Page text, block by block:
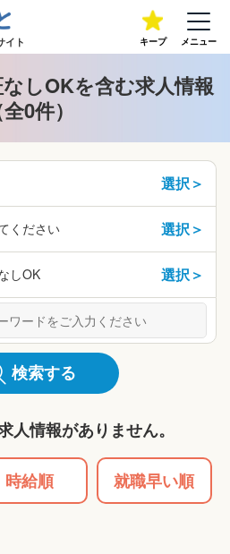
イト キープ メニュー
なしOKを含む求人情報
全0件）
選択＞
ください 選択＞
しOK 選択＞
検索する
人情報がありません。
時給順 就職早い順